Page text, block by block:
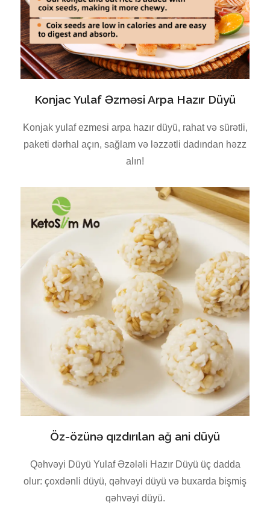
Konjac Yulaf Əzməsi Arpa Hazır Düyü
Konjak yulaf ezmesi arpa hazır düyü, rahat və sürətli,
paketi dərhal açın, sağlam və ləzzətli dadından həzz
alın!
Öz-özünə qızdırılan ağ ani düyü
Qəhvəyi Düyü Yulaf Əzələli Hazır Düyü üç dadda
olur: çoxdənli düyü, qəhvəyi düyü və buxarda bişmiş
qəhvəyi düyü.